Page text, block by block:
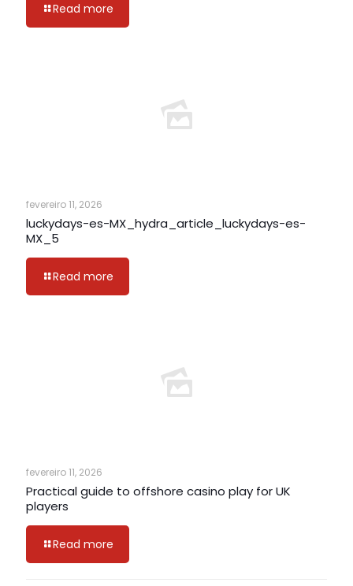
Read more
fevereiro 11, 2026
luckydays-es-MX_hydra_article_luckydays-es-
MX_5
Read more
fevereiro 11, 2026
Practical guide to offshore casino play for UK
players
Read more